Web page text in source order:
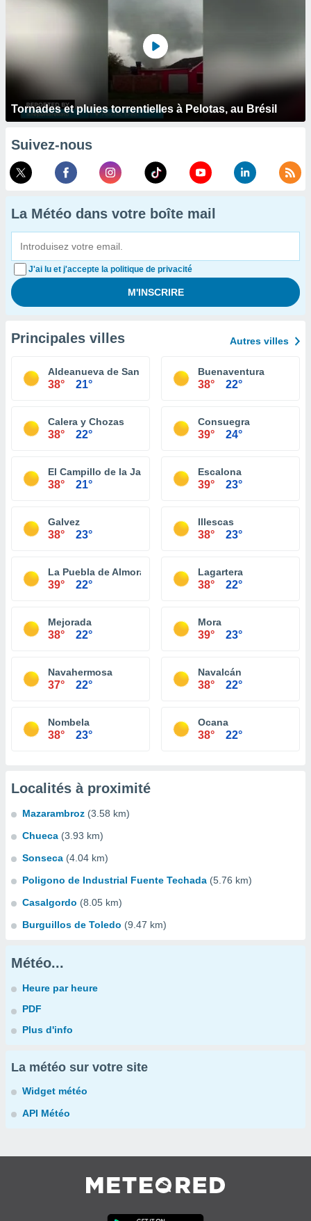
Tornades et pluies torrentielles à Pelotas, au Brésil
Suivez-nous
La Météo dans votre boîte mail
J'ai lu et j'accepte la politique de privacité
Principales villes Autres villes
Aldeanueva de San Bartolomé
38° 21°
Buenaventura
38° 22°
Calera y Chozas
38° 22°
Consuegra
39° 24°
El Campillo de la Jara
38° 21°
Escalona
39° 23°
Galvez
38° 23°
Illescas
38° 23°
La Puebla de Almoradiel
39° 22°
Lagartera
38° 22°
Mejorada
38° 22°
Mora
39° 23°
Navahermosa
37° 22°
Navalcán
38° 22°
Nombela
38° 23°
Ocana
38° 22°
Localités à proximité
Mazarambroz (3.58 km)
Chueca (3.93 km)
Sonseca (4.04 km)
Poligono de Industrial Fuente Techada (5.76 km)
Casalgordo (8.05 km)
Burguillos de Toledo (9.47 km)
Météo...
Heure par heure
PDF
Plus d'info
La météo sur votre site
Widget météo
API Météo